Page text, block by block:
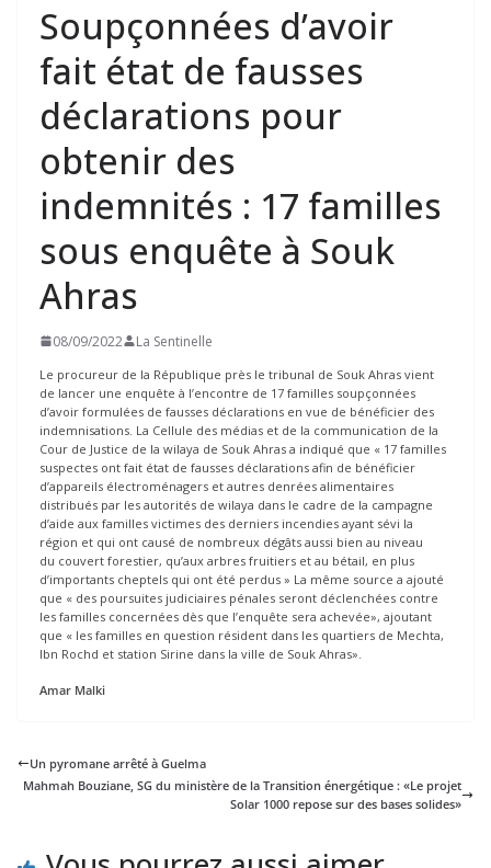
Soupçonnées d’avoir
fait état de fausses
déclarations pour
obtenir des
indemnités : 17 familles
sous enquête à Souk
Ahras
08/09/2022 La Sentinelle
Le procureur de la République près le tribunal de Souk Ahras vient
de lancer une enquête à l’encontre de 17 familles soupçonnées
d’avoir formulées de fausses déclarations en vue de bénéficier des
indemnisations. La Cellule des médias et de la communication de la
Cour de Justice de la wilaya de Souk Ahras a indiqué que « 17 familles
suspectes ont fait état de fausses déclarations afin de bénéficier
d’appareils électroménagers et autres denrées alimentaires
distribués par les autorités de wilaya dans le cadre de la campagne
d’aide aux familles victimes des derniers incendies ayant sévi la
région et qui ont causé de nombreux dégâts aussi bien au niveau
du couvert forestier, qu’aux arbres fruitiers et au bétail, en plus
d’importants cheptels qui ont été perdus » La même source a ajouté
que « des poursuites judiciaires pénales seront déclenchées contre
les familles concernées dès que l’enquête sera achevée», ajoutant
que « les familles en question résident dans les quartiers de Mechta,
Ibn Rochd et station Sirine dans la ville de Souk Ahras».
Amar Malki
Un pyromane arrêté à Guelma
Mahmah Bouziane, SG du ministère de la Transition énergétique : «Le projet
Solar 1000 repose sur des bases solides»